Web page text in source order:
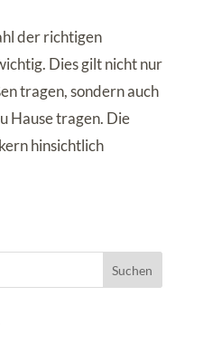
der richtigen
Dies gilt nicht nur
tragen, sondern auch
Hause tragen. Die
hinsichtlich
Suchen